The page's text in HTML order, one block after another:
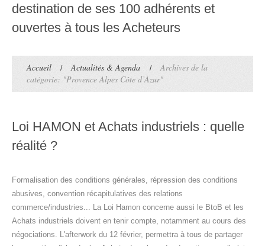
destination de ses 100 adhérents et
ouvertes à tous les Acheteurs
Accueil Actualités & Agenda
Archives de la
catégorie: "Provence Alpes Côte d’Azur"
Loi HAMON et Achats industriels : quelle
réalité ?
Formalisation des conditions générales, répression des conditions
abusives, convention récapitulatives des relations
commerce/industries... La Loi Hamon concerne aussi le BtoB et les
Achats industriels doivent en tenir compte, notamment au cours des
négociations. L'afterwork du 12 février, permettra à tous de partager